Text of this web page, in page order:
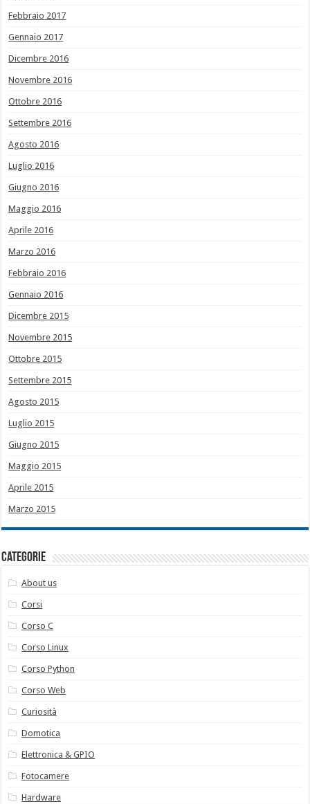
Febbraio 2017
Gennaio 2017
Dicembre 2016
Novembre 2016
Ottobre 2016
Settembre 2016
Agosto 2016
Luglio 2016
Giugno 2016
Maggio 2016
Aprile 2016
Marzo 2016
Febbraio 2016
Gennaio 2016
Dicembre 2015
Novembre 2015
Ottobre 2015
Settembre 2015
Agosto 2015
Luglio 2015
Giugno 2015
Maggio 2015
Aprile 2015
Marzo 2015
Categorie
About us
Corsi
Corso C
Corso Linux
Corso Python
Corso Web
Curiosità
Domotica
Elettronica & GPIO
Fotocamere
Hardware